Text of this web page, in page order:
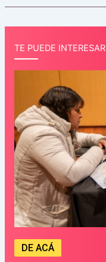
TE PUEDE INTERESAR
DE ACÁ